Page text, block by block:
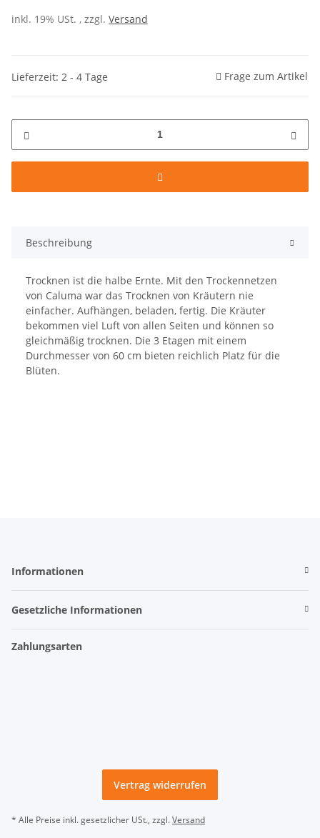
inkl. 19% USt. , zzgl. Versand
Lieferzeit: 2 - 4 Tage Frage zum Artikel
Beschreibung
Trocknen ist die halbe Ernte. Mit den Trockennetzen
von Caluma war das Trocknen von Kräutern nie
einfacher. Aufhängen, beladen, fertig. Die Kräuter
bekommen viel Luft von allen Seiten und können so
gleichmäßig trocknen. Die 3 Etagen mit einem
Durchmesser von 60 cm bieten reichlich Platz für die
Blüten.
Informationen
Gesetzliche Informationen
Zahlungsarten
Vertrag widerrufen
* Alle Preise inkl. gesetzlicher USt., zzgl.Versand